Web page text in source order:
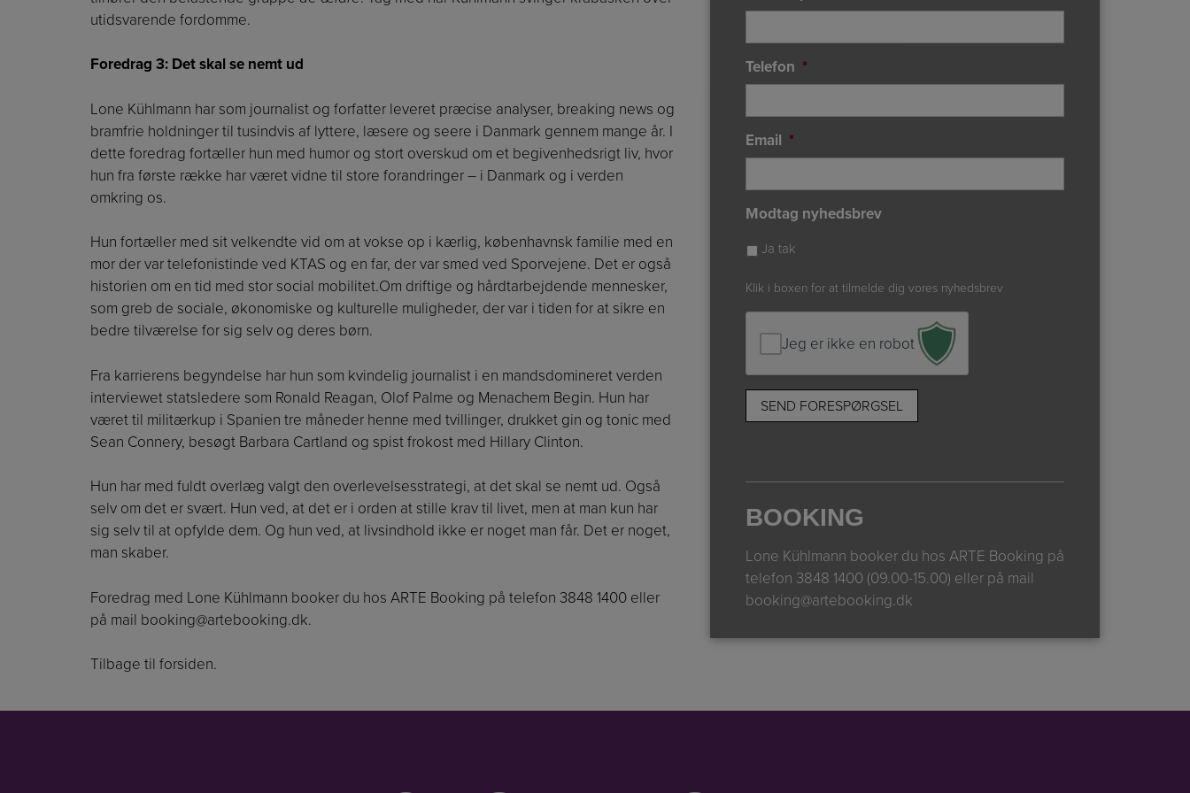
Telefon *
Email *
Modtag nyhedsbrev
Ja tak
Klik i boxen for at tilmelde dig vores nyhedsbrev
Jeg er ikke en robot
BOOKING
Lone Kühlmann booker du hos ARTE Booking på
telefon 3848 1400 (09.00-15.00) eller på mail
booking@artebooking.dk
utidsvarende fordomme.
Foredrag 3: Det skal se nemt ud
Lone Kühlmann har som journalist og forfatter leveret præcise analyser, breaking news og
bramfrie holdninger til tusindvis af lyttere, læsere og seere i Danmark gennem mange år. I
dette foredrag fortæller hun med humor og stort overskud om et begivenhedsrigt liv, hvor
hun fra første række har været vidne til store forandringer – i Danmark og i verden
omkring os.
Hun fortæller med sit velkendte vid om at vokse op i kærlig, københavnsk familie med en
mor der var telefonistinde ved KTAS og en far, der var smed ved Sporvejene. Det er også
historien om en tid med stor social mobilitet.Om driftige og hårdtarbejdende mennesker,
som greb de sociale, økonomiske og kulturelle muligheder, der var i tiden for at sikre en
bedre tilværelse for sig selv og deres børn.
Fra karrierens begyndelse har hun som kvindelig journalist i en mandsdomineret verden
interviewet statsledere som Ronald Reagan, Olof Palme og Menachem Begin. Hun har
været til militærkup i Spanien tre måneder henne med tvillinger, drukket gin og tonic med
Sean Connery, besøgt Barbara Cartland og spist frokost med Hillary Clinton.
Hun har med fuldt overlæg valgt den overlevelsesstrategi, at det skal se nemt ud. Også
selv om det er svært. Hun ved, at det er i orden at stille krav til livet, men at man kun har
sig selv til at opfylde dem. Og hun ved, at livsindhold ikke er noget man får. Det er noget,
man skaber.
Foredrag med Lone Kühlmann booker du hos ARTE Booking på telefon 3848 1400 eller
på mail booking@artebooking.dk.
Tilbage til forsiden.